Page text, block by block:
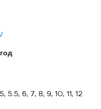
5.5, 6, 7, 8, 9, 10, 11, 12